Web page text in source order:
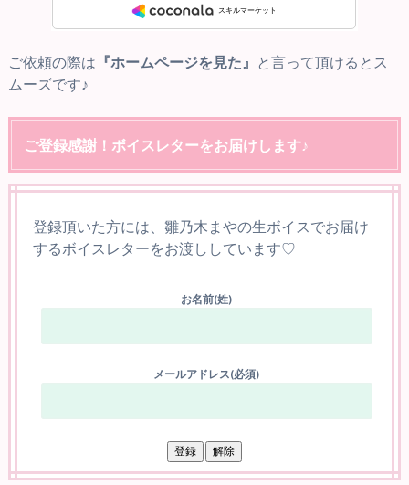
ご依頼の際は 『ホームページを見た』
と言って頂けるとス
ムーズです♪
ご登録感謝！ボイスレターをお届けします♪
登録頂いた方には、雛乃木まやの生ボイスでお届け
するボイスレターをお渡ししています♡
お名前(姓)
メールアドレス(必須)